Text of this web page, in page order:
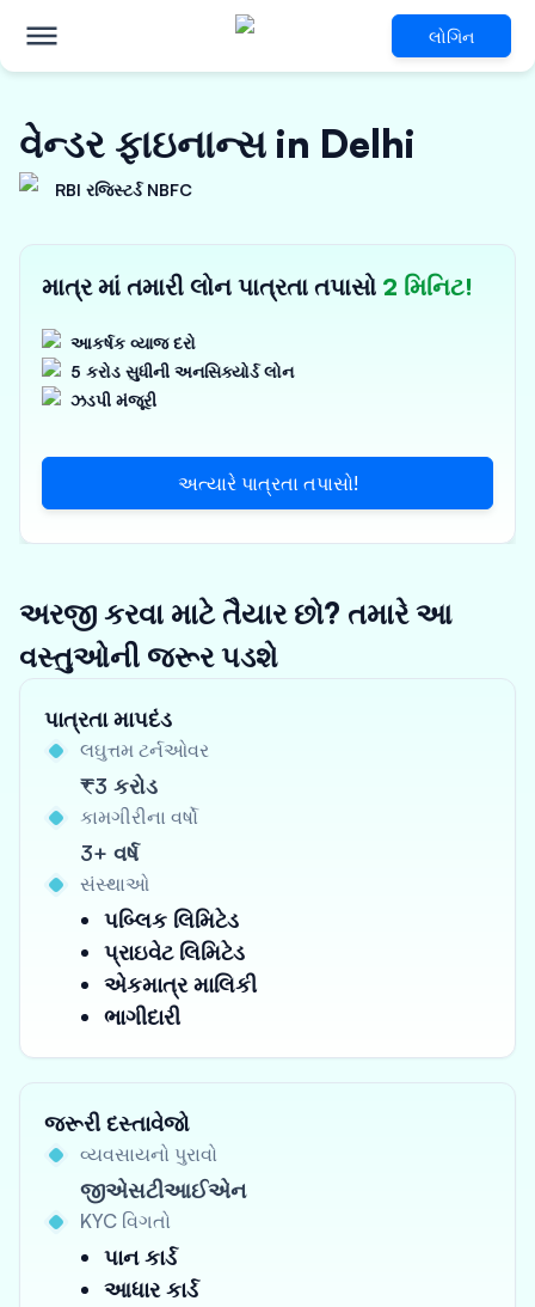
લોગિન
વેન્ડર ફાઇનાન્સ in Delhi
RBI રજિસ્ટર્ડ NBFC
માત્ર માં તમારી લોન પાત્રતા તપાસો 2 મિનિટ!
આકર્ષક વ્યાજ દરો
5 કરોડ સુધીની અનસિક્યોર્ડ લોન
ઝડપી મંજૂરી
અત્યારે પાત્રતા તપાસો!
અરજી કરવા માટે તૈયાર છો? તમારે આ
વસ્તુઓની જરૂર પડશે
પાત્રતા માપદંડ
લઘુત્તમ ટર્નઓવર
₹3 કરોડ
કામગીરીના વર્ષો
3+ વર્ષ
સંસ્થાઓ
પબ્લિક લિમિટેડ
પ્રાઇવેટ લિમિટેડ
એકમાત્ર માલિકી
ભાગીદારી
જરૂરી દસ્તાવેજો
વ્યવસાયનો પુરાવો
જીએસટીઆઈએન
KYC વિગતો
પાન કાર્ડ
આધાર કાર્ડ